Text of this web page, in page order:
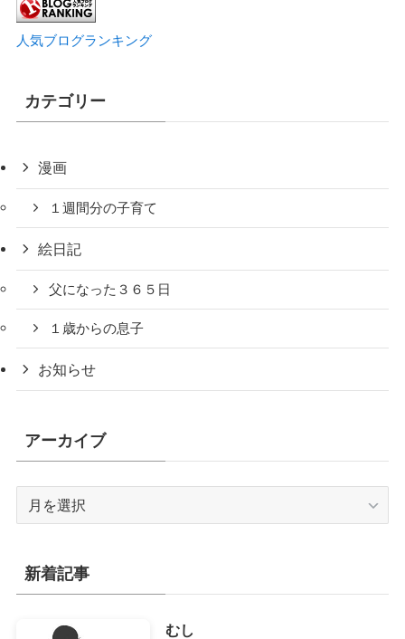
人気ブログランキング
カテゴリー
漫画
１週間分の子育て
絵日記
父になった３６５日
１歳からの息子
お知らせ
アーカイブ
イ
ブ
新着記事
むし